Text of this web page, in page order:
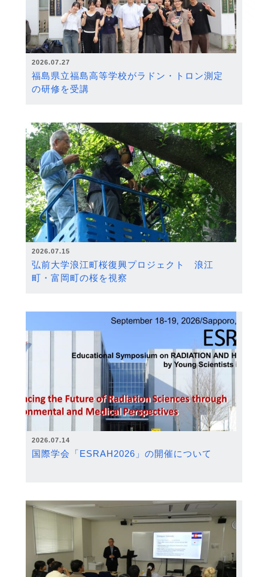
2026.07.27
福島県立福島高等学校がラドン・トロン測定
の研修を受講
2026.07.15
弘前大学浪江町桜復興プロジェクト 浪江
町・富岡町の桜を視察
2026.07.14
国際学会「ESRAH2026」の開催について